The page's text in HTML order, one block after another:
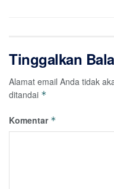
Tinggalkan
Alamat email Anda tidak
ditandai *
Komentar *